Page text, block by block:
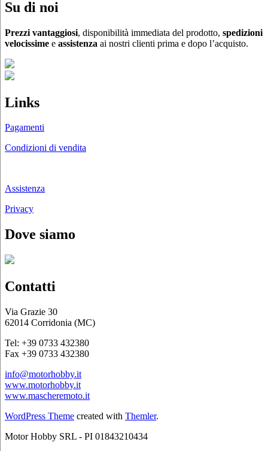
Su di noi
Prezzi vantaggiosi, disponibilità immediata del prodotto, spedizioni
velocissime e assistenza ai nostri clienti prima e dopo l’acquisto.
Links
Pagamenti
Condizioni di vendita
Assistenza
Privacy
Dove siamo
Contatti
Via Grazie 30
62014 Corridonia (MC)
Tel: +39 0733 432380
Fax +39 0733 432380
info@motorhobby.it
www.motorhobby.it
www.mascheremoto.it
WordPress Theme created with Themler.
Motor Hobby SRL - PI 01843210434